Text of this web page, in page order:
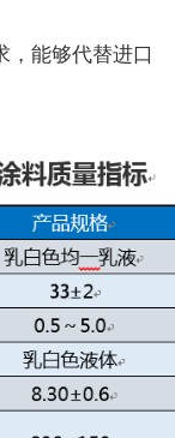
能够代替进口